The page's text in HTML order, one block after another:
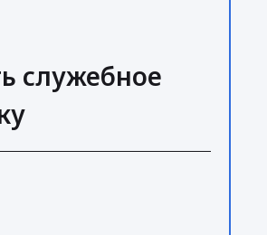
служебное